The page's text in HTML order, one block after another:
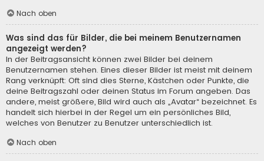
Nach oben
Was sind das für Bilder, die bei meinem Benutzernamen
angezeigt werden?
In der Beitragsansicht können zwei Bilder bei deinem
Benutzernamen stehen. Eines dieser Bilder ist meist mit deinem
Rang verknüpft: Oft sind dies Sterne, Kästchen oder Punkte, die
deine Beitragszahl oder deinen Status im Forum angeben. Das
andere, meist größere, Bild wird auch als „Avatar“ bezeichnet. Es
handelt sich hierbei in der Regel um ein persönliches Bild,
welches von Benutzer zu Benutzer unterschiedlich ist.
Nach oben